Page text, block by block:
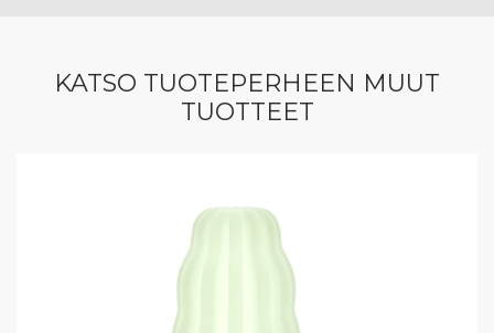
KATSO TUOTEPERHEEN MUUT
TUOTTEET